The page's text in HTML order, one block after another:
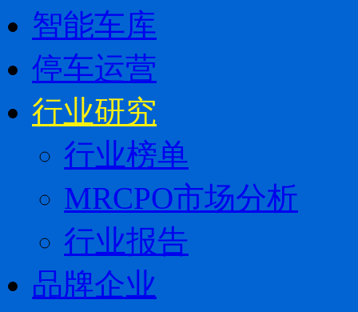
智能车库
停车运营
行业研究
行业榜单
MRCPO市场分析
行业报告
品牌企业